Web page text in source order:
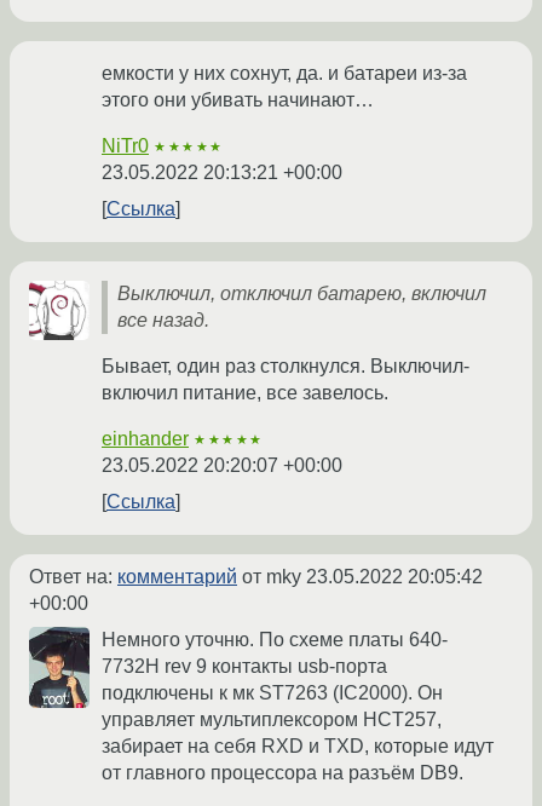
емкости у них сохнут, да. и батареи из-за
этого они убивать начинают…
NiTr0 ★★★★★
23.05.2022 20:13:21 +00:00
Ссылка
Выключил, отключил батарею, включил
все назад.
Бывает, один раз столкнулся. Выключил-
включил питание, все завелось.
einhander ★★★★★
23.05.2022 20:20:07 +00:00
Ссылка
Ответ на: комментарий от mky 23.05.2022 20:05:42
+00:00
Немного уточню. По схеме платы 640-
7732H rev 9 контакты usb-порта
подключены к мк ST7263 (IC2000). Он
управляет мультиплексором HCT257,
забирает на себя RXD и TXD, которые идут
от главного процессора на разъём DB9.